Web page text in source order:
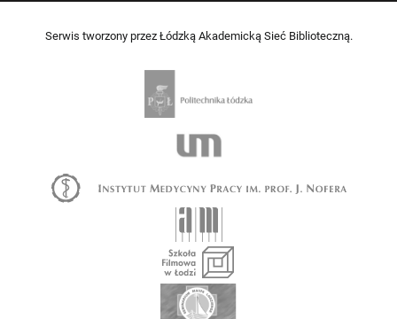
Serwis tworzony przez Łódzką Akademicką Sieć Biblioteczną.